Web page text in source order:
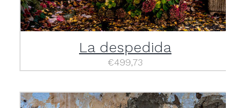
La despedida
€499,73